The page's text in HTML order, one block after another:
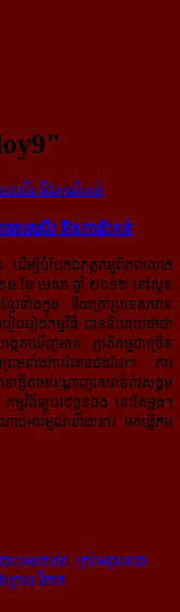
រសើរ និងការរិះគន់
ើម្បីបំបែកឯកត្តកម្មពិភពលោក
៨ ខែ មេសា ឆ្នាំ ២០១២ នៅសួន
មែរទាំងក្នុង និងក្រៅប្រទេសមាន
រៀបរៀងកម្មវិធី បាននិយាយថាជា
តឃើញមាន ប្រតិកម្មជាច្រើន
រមទាំងការរិះគន់ផងដែរ។ ការ
វើតាមបណ្ដាញគេហទំព័រសង្គម
មវិធីឡូយ៩ខ្លូនឯង នេះតែម្ដង។
ប់អារម្មណ៍ទាំងនោះ មកធ្វើការ
ខេមរភាសា, គ្រប់អត្ថបទជា
ប្បាយ វិភាគ